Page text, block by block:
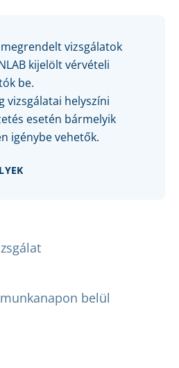
vizsgálatok
kijelölt vérvételi
be.
vizsgálatai helyszíni
esetén bármelyik
igénybe vehetők.
belül